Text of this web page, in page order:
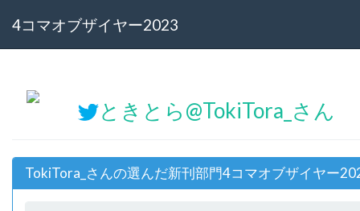
4コマオブザイヤー2023
ときとら@TokiTora_さん
TokiTora_さんの選んだ新刊部門4コマオブザイヤー